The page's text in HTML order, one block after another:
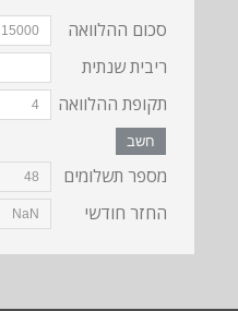
סכום ההלוואה
ריבית שנתית
תקופת ההלוואה
חשב
מספר תשלומים
החזר חודשי